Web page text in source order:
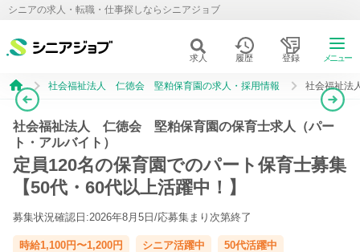
シニアの求人・転職・仕事探しならシニアジョブ
求人 履歴 登録 メニュー
社会福祉法人 仁徳会 堅粕保育園の求人・採用情報 社会福祉法
社会福祉法人 仁徳会 堅粕保育園の保育士求人（パー
ト・アルバイト）
定員120名の保育園でのパート保育士募集
【50代・60代以上活躍中！】
募集状況確認日:2026年8月5日/応募集まり次第終了
時給1,100円〜1,200円 シニア活躍中 50代活躍中